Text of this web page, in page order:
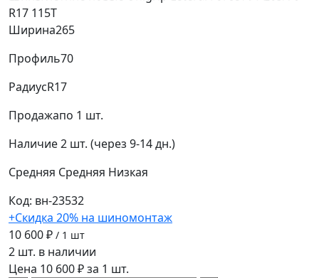
R17 115T
Ширина265
Профиль70
РадиусR17
Продажапо 1 шт.
Наличие2 шт. (через 9-14 дн.)
Средняя Средняя Низкая
Код: вн-23532
+Скидка 20% на шиномонтаж
10 600 ₽ / 1 шт
2 шт. в наличии
Цена 10 600 ₽ за 1 шт.